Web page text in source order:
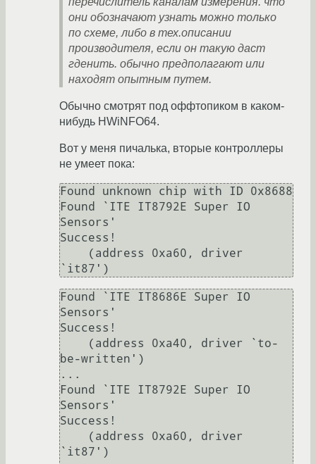
они обозначают узнать можно только
по схеме, либо в тех.описании
производителя, если он такую даст
гденить. обычно предполагают или
находят опытным путем.
Обычно смотрят под оффтопиком в каком-
нибудь HWiNFO64.
Вот у меня пичалька, вторые контроллеры
не умеет пока:
Found unknown chip with ID 0x8688
Found `ITE IT8792E Super IO
Sensors'
Success!
Found `ITE IT8686E Super IO
Sensors'
Success!
be-written')
...
Found `ITE IT8792E Super IO
Sensors'
Success!
`it87')